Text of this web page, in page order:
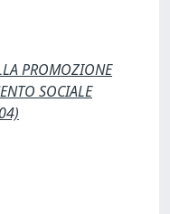
PROMOZIONE
SOCIALE